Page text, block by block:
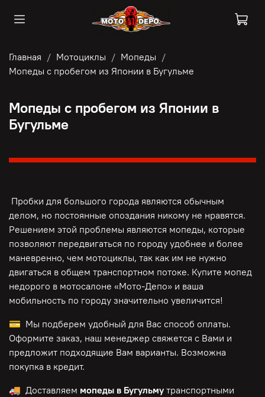
Главная Мотоциклы
Мопеды
Мопеды с пробегом из Японии в Бугульме
Мопеды с пробегом из Японии в
Бугульме
Пробки для большого города являются обычным
делом, но постоянные опоздания никому не нравятся.
Решением этой проблемы являются мопеды, которые
позволяют передвигаться по городу удобнее и более
маневренно, чем мотоциклы, так как им не нужно
двигаться в общем транспортном потоке. Купите мопед
недорого в мотосалоне «Мото-Депо» и ваша
мобильность по городу значительно увеличится!
💳 Мы подберем удобный для Вас способ оплаты.
Оформите заказ, наш менеджер свяжется с Вами и
предложит подходящие Вам варианты. Возможна
покупка в кредит.
🚚 Доставляем мопеды в Бугульму транспортными